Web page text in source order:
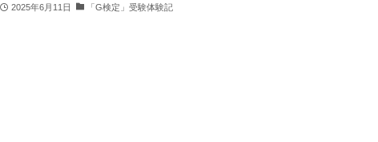
2025年6月11日 「G検定」受験体験記